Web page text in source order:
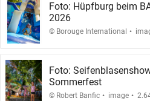
Foto: Hüpfburg beim
2026
© Borouge International .
Foto:
Sommerfest
© Robert Banfic . image .